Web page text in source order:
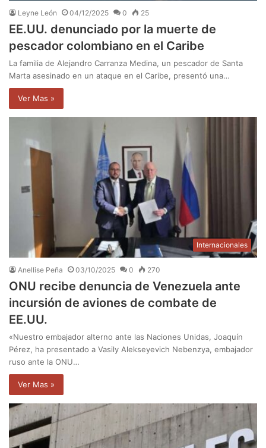
Leyne León 04/12/2025 0 25
EE.UU. denunciado por la muerte de
pescador colombiano en el Caribe
La familia de Alejandro Carranza Medina, un pescador de Santa
Marta asesinado en un ataque en el Caribe, presentó una…
Ver Mas »
Internacionales
Anellise Peña 03/10/2025 0 270
ONU recibe denuncia de Venezuela ante
incursión de aviones de combate de
EE.UU.
«Nuestro embajador alterno ante las Naciones Unidas, Joaquín
Pérez, ha presentado a Vasily Alekseyevich Nebenzya, embajador
ruso ante la ONU…
Ver Mas »